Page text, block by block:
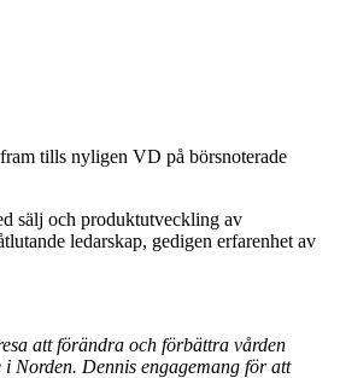
tills nyligen VD på börsnoterade
sälj och produktutveckling av
ledarskap, gedigen erfarenhet av
att förändra och förbättra vården
Norden. Dennis engagemang för att